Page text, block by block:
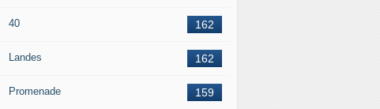
162
40
162
Landes
159
Promenade